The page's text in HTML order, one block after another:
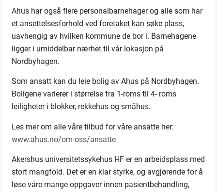
Ahus har også flere personalbarnehager og alle som har
et ansettelsesforhold ved foretaket kan søke plass,
uavhengig av hvilken kommune de bor i. Barnehagene
ligger i umiddelbar nærhet til vår lokasjon på
Nordbyhagen.
Som ansatt kan du leie bolig av Ahus på Nordbyhagen.
Boligene varierer i størrelse fra 1-roms til 4- roms
leiligheter i blokker, rekkehus og småhus.
Les mer om alle våre tilbud for våre ansatte her:
www.ahus.no/om-oss/ansatte
Akershus universitetssykehus HF er en arbeidsplass med
stort mangfold. Det er en klar styrke, og avgjørende for å
løse våre mange oppgaver innen pasientbehandling,